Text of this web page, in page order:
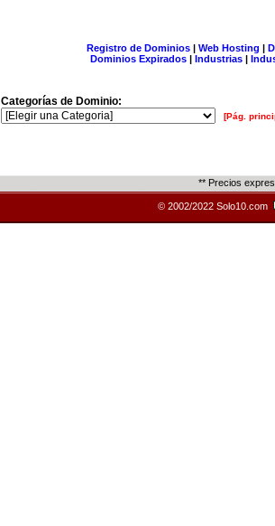
Registro de Dominios| Web Hosting |
Dominios Expirados | Industrias |
Categorías de Dominio:
[Pág.
** Precios
© 2002/2022 Solo10.com